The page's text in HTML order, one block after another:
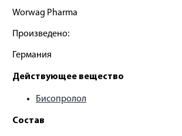
Worwag Pharma
Произведено:
Германия
Действующее вещество
Бисопролол
Состав